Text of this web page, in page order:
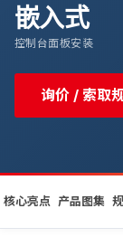
嵌入式
控制台面板安装
询价 / 索取
核心亮点 产品图集